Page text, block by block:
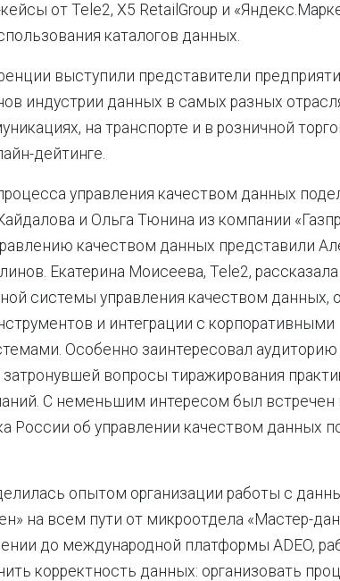
от Tele2, X5 RetailGroup и
каталогов данных.
выступили представители
индустрии данных в самых разных
на транспорте и в розничной
дейтинге.
управления качеством данных
и Ольга Тюнина из компании
качеством данных представили
Екатерина Моисеева, Tele2, рассказала
системы управления качеством данных,
и интеграции с корпоративными
Особенно заинтересовал аудиторию
вопросы тиражирования
С неменьшим интересом был встречен
России об управлении качеством данных
опытом организации работы с
на всем пути от микроотдела «Мастер-
до международной платформы ADEO,
корректность данных: организовать